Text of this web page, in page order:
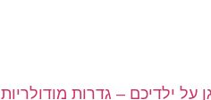
על ילדיכם – גדרות מודולריות